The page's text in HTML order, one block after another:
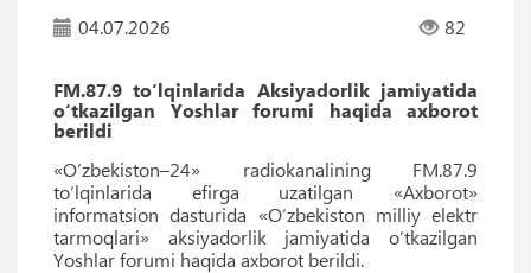
04.07.2026
82
FM.87.9 to‘lqinlarida Aksiyadorlik jamiyatida
o‘tkazilgan Yoshlar forumi haqida axborot
berildi
«O‘zbekiston–24» radiokanalining FM.87.9
to‘lqinlarida efirga uzatilgan «Axborot»
informatsion dasturida «O‘zbekiston milliy elektr
tarmoqlari» aksiyadorlik jamiyatida o‘tkazilgan
Yoshlar forumi haqida axborot berildi.